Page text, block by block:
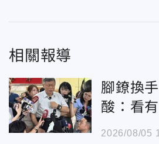
相關報導
腳鐐換
酸：看
2026/08/05